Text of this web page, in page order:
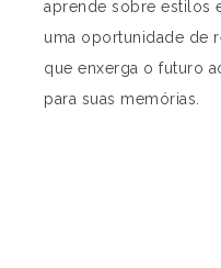
aprende sobre estilos
uma oportunidade de
que enxerga o futuro
para suas memórias.